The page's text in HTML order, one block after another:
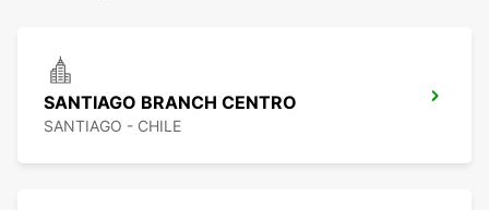
SANTIAGO BRANCH CENTRO
SANTIAGO - CHILE